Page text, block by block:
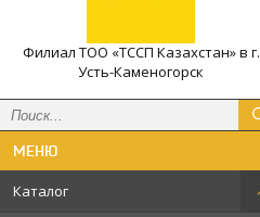
Филиал ТОО «ТССП Казахстан» в г.
Усть-Каменогорск
Каталог